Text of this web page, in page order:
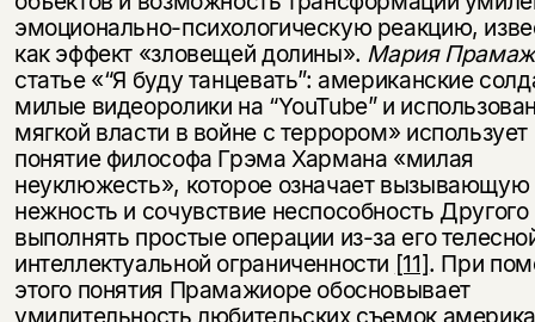
эмоционально-психологическую реакцию,
как эффект «зловещей долины». Мария
статье «“Я буду танцевать”: американские
милые видеоролики на “YouTube” и
мягкой власти в войне с террором» использует
понятие философа Грэма Хармана «милая
неуклюжесть», которое означает вызывающую
нежность и сочувствие неспособность Другого
выполнять простые операции из-за его
интеллектуальной ограниченности [11]. При
этого понятия Прамажиоре обосновывает
умилительность любительских съемок